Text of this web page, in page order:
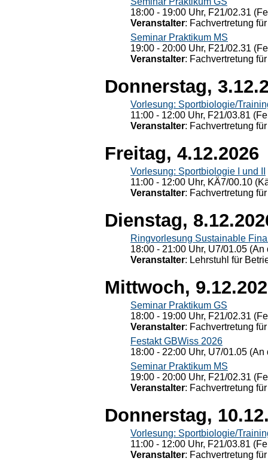
18:00 - 19:00 Uhr, F21/02.31
Veranstalter: Fachvertretung
Seminar Praktikum MS
19:00 - 20:00 Uhr, F21/02.31
Veranstalter: Fachvertretung
Donnerstag,
Vorlesung: Sportbiologie/
11:00 - 12:00 Uhr, F21/03.81
Veranstalter: Fachvertretung
Freitag, 4.12.2026
Vorlesung: Sportbiologie I und II
11:00 - 12:00 Uhr, KÄ7/00.10
Veranstalter: Fachvertretung
Dienstag,
Ringvorlesung Sustainable
18:00 - 21:00 Uhr, U7/01.05
Veranstalter: Lehrstuhl für
Mittwoch,
Seminar Praktikum GS
18:00 - 19:00 Uhr, F21/02.31
Veranstalter: Fachvertretung
Festakt GBWiss 2026
18:00 - 22:00 Uhr, U7/01.05
Seminar Praktikum MS
19:00 - 20:00 Uhr, F21/02.31
Veranstalter: Fachvertretung
Donnerstag,
Vorlesung: Sportbiologie/
11:00 - 12:00 Uhr, F21/03.81
Veranstalter: Fachvertretung